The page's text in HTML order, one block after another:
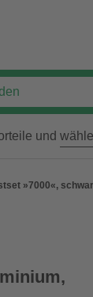
und
»7000«,